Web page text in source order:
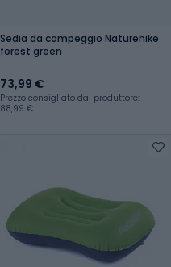
Sedia da campeggio Naturehike
forest green
73,99 €
Prezzo consigliato dal produttore:
88,99 €